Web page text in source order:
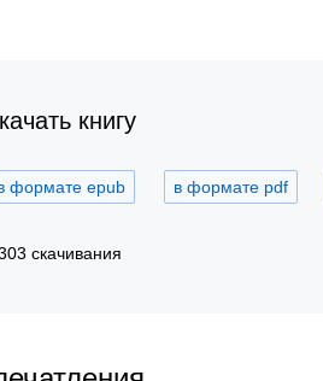
книгу
формате epub в формате pdf
скачивания